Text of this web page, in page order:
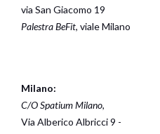
via San Giacomo 19
Palestra BeFit, viale Milano
Milano:
C/O Spatium Milano,
Via Alberico Albricci 9 -